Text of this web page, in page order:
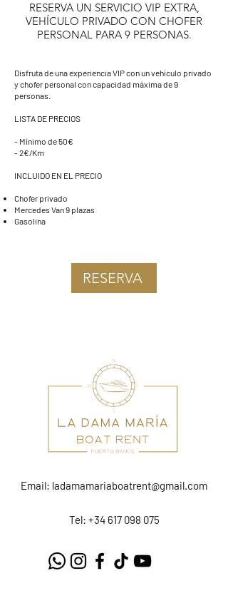
RESERVA UN SERVICIO VIP EXTRA,
VEHÍCULO PRIVADO CON CHOFER
PERSONAL PARA 9 PERSONAS.
Disfruta de una experiencia VIP con un vehículo privado
y chofer personal con capacidad máxima de 9
personas.
LISTA DE PRECIOS
- Mínimo de 50€
- 2€/Km
INCLUIDO EN EL PRECIO
Chofer privado
Mercedes Van 9 plazas
Gasolina
RESERVA
Email: ladamamariaboatrent@gmail.com
Tel: +34 617 098 075